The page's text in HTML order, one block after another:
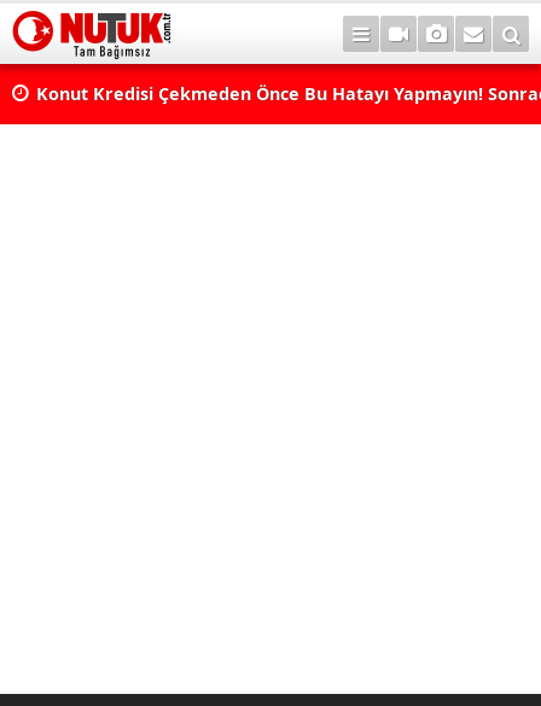
Konut Kredisi Çekmeden Önce Bu Hatayı Yapmayın!